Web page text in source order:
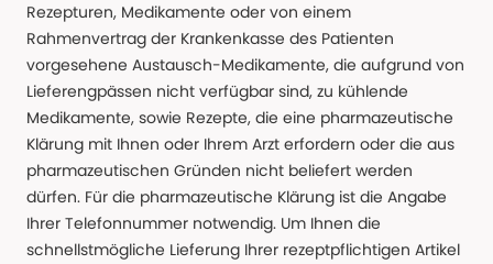
Rezepturen, Medikamente oder von einem
Rahmenvertrag der Krankenkasse des Patienten
vorgesehene Austausch-Medikamente, die aufgrund von
Lieferengpässen nicht verfügbar sind, zu kühlende
Medikamente, sowie Rezepte, die eine pharmazeutische
Klärung mit Ihnen oder Ihrem Arzt erfordern oder die aus
pharmazeutischen Gründen nicht beliefert werden
dürfen. Für die pharmazeutische Klärung ist die Angabe
Ihrer Telefonnummer notwendig. Um Ihnen die
schnellstmögliche Lieferung Ihrer rezeptpflichtigen Artikel